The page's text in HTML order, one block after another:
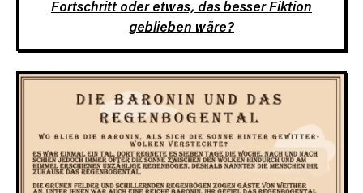
Fortschritt oder etwas, das besser Fiktion
geblieben wäre?